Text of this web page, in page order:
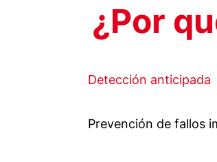
¿Por
Detección anticipada
Prevención de fallos